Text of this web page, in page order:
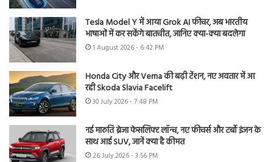
Tesla Model Y में आया Grok AI फीचर, अब भारतीय
भाषाओं में कर सकेंगे बातचीत, जानिए क्या-क्या बदलेगा
1 August 2026 - 6:42 PM
Honda City और Verna की बढ़ी टेंशन, नए अवतार में आ
रही Skoda Slavia Facelift
30 July 2026 - 7:48 PM
नई मारुति ब्रेजा फेसलिफ्ट लॉन्च, नए फीचर्स और टर्बो इंजन के
साथ आई SUV, जानें क्या है कीमत
26 July 2026 - 3:56 PM